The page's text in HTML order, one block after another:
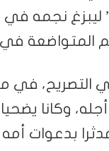
ليبزغ نجمه
المتواضعة
في
أجله، وكانا
بدعوات